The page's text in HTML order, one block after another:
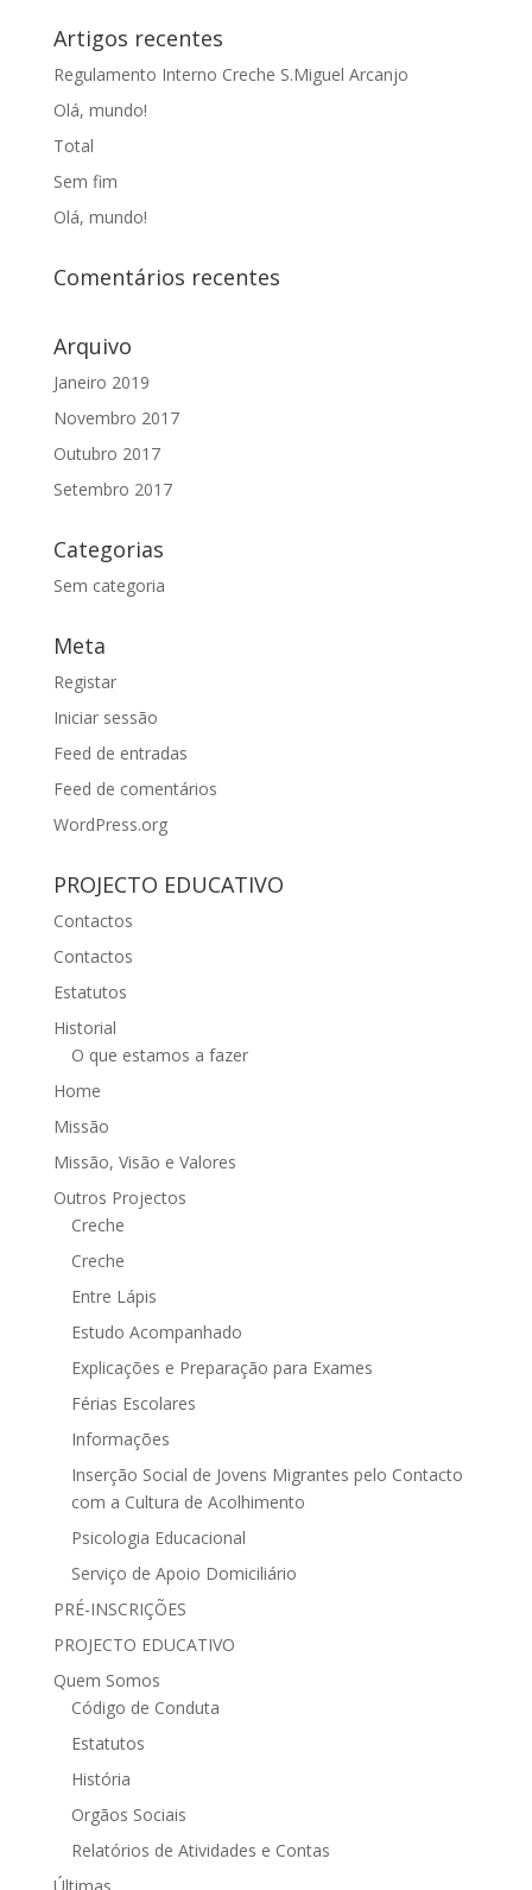
Artigos recentes
Regulamento Interno Creche S.Miguel Arcanjo
Olá, mundo!
Total
Sem fim
Olá, mundo!
Comentários recentes
Arquivo
Janeiro 2019
Novembro 2017
Outubro 2017
Setembro 2017
Categorias
Sem categoria
Meta
Registar
Iniciar sessão
Feed de entradas
Feed de comentários
WordPress.org
PROJECTO EDUCATIVO
Contactos
Contactos
Estatutos
Historial
O que estamos a fazer
Home
Missão
Missão, Visão e Valores
Outros Projectos
Creche
Creche
Entre Lápis
Estudo Acompanhado
Explicações e Preparação para Exames
Férias Escolares
Informações
Inserção Social de Jovens Migrantes pelo Contacto
com a Cultura de Acolhimento
Psicologia Educacional
Serviço de Apoio Domiciliário
PRÉ-INSCRIÇÕES
PROJECTO EDUCATIVO
Quem Somos
Código de Conduta
Estatutos
História
Orgãos Sociais
Relatórios de Atividades e Contas